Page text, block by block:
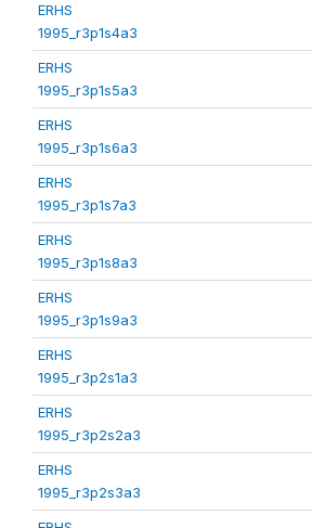
ERHS
1995_r3p1s4a3
ERHS
1995_r3p1s5a3
ERHS
1995_r3p1s6a3
ERHS
1995_r3p1s7a3
ERHS
1995_r3p1s8a3
ERHS
1995_r3p1s9a3
ERHS
1995_r3p2s1a3
ERHS
1995_r3p2s2a3
ERHS
1995_r3p2s3a3